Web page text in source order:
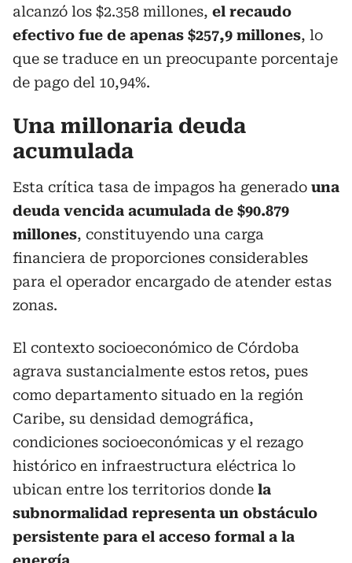
alcanzó los $2.358 millones, el recaudo
efectivo fue de apenas $257,9 millones, lo
que se traduce en un preocupante porcentaje
de pago del 10,94%.
Una millonaria deuda
acumulada
Esta crítica tasa de impagos ha generado una
deuda vencida acumulada de $90.879
millones, constituyendo una carga
financiera de proporciones considerables
para el operador encargado de atender estas
zonas.
El contexto socioeconómico de Córdoba
agrava sustancialmente estos retos, pues
como departamento situado en la región
Caribe, su densidad demográfica,
condiciones socioeconómicas y el rezago
histórico en infraestructura eléctrica lo
ubican entre los territorios donde la
subnormalidad representa un obstáculo
persistente para el acceso formal a la